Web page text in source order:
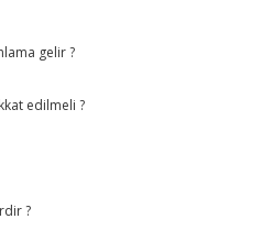
gelir ?
edilmeli ?
?